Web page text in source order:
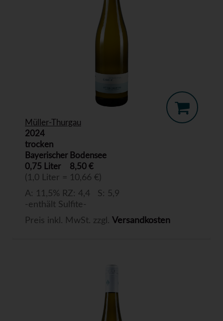
Müller-Thurgau
2024
trocken
Bayerischer Bodensee
0,75 Liter
8,50 €
(1,0 Liter = 10,66 €)
A: 11,5% RZ: 4,4 S: 5,9
-enthält Sulfite-
Preis inkl. MwSt. zzgl. Versandkosten